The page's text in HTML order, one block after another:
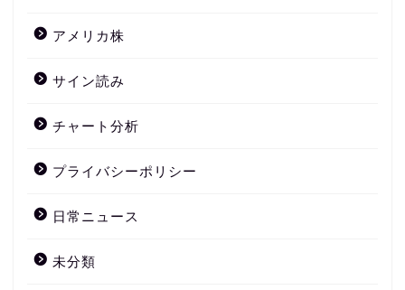
アメリカ株
サイン読み
チャート分析
プライバシーポリシー
日常ニュース
未分類